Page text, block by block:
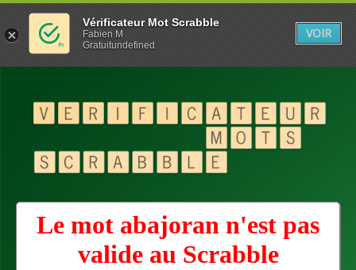
Le mot abajoran n'est pas
valide au Scrabble
Vérificateur Mot Scrabble
Fabien M
Gratuitundefined
VOIR